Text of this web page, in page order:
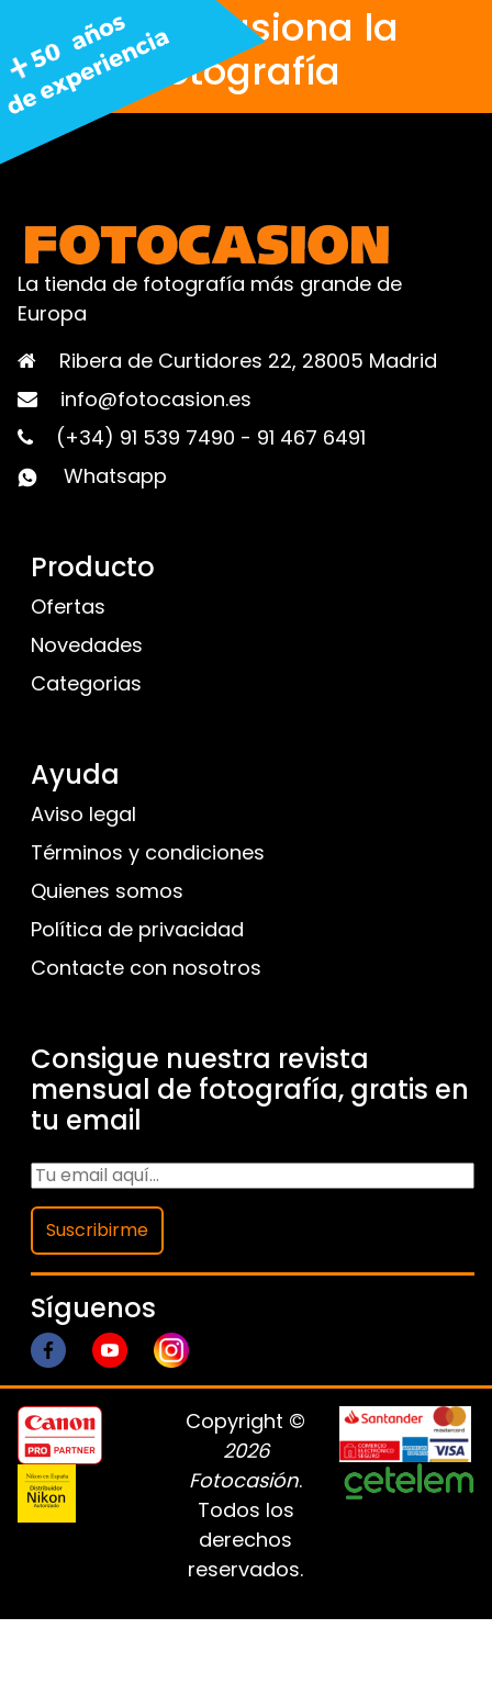
Nos apasiona la
fotografía
La tienda de fotografía más grande de
Europa
Ribera de Curtidores 22, 28005 Madrid
info@fotocasion.es
(+34) 91 539 7490 - 91 467 6491
Whatsapp
Producto
Ofertas
Novedades
Categorias
Ayuda
Aviso legal
Términos y condiciones
Quienes somos
Política de privacidad
Contacte con nosotros
Consigue nuestra revista
mensual de fotografía, gratis en
tu email
Suscribirme
Síguenos
Copyright ©
2026
Fotocasión.
Todos los
derechos
reservados.